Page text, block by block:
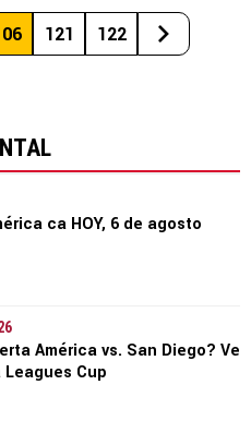
121 122
ca HOY, 6 de agosto
América vs. San Diego? Ve
Leagues Cup